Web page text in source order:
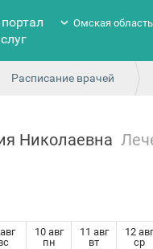
Омская область
Расписание врачей
Николаевна
10 авг
пн
11 авг
вт
12 авг
ср